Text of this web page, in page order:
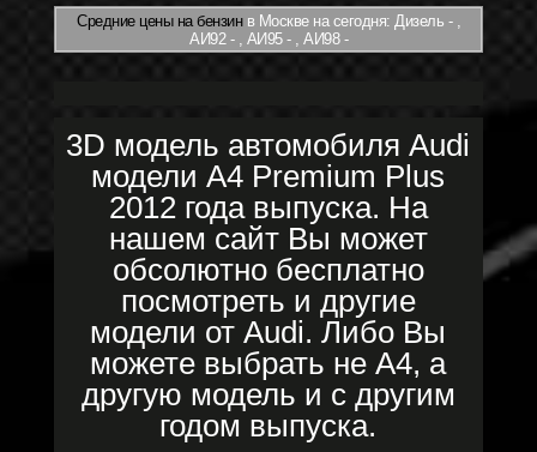
Средние цены на бензинв Москве на сегодня: Дизель - ,
АИ92 - , АИ95 - , АИ98 -
3D модель автомобиля Audi
модели A4 Premium Plus
2012 года выпуска. На
нашем сайт Вы может
обсолютно бесплатно
посмотреть и другие
модели от Audi. Либо Вы
можете выбрать не A4, а
другую модель и с другим
годом выпуска.